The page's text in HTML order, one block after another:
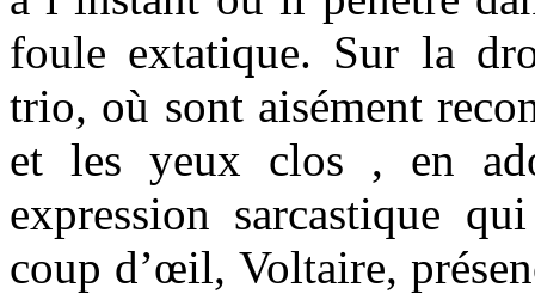
foule extatique. Sur la
trio, où sont aisément
et les yeux clos , en
expression sarcastique
coup d’œil, Voltaire,